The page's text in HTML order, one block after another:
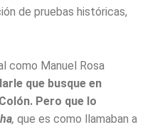
de pruebas históricas,
como Manuel Rosa
que busque en
Pero que lo
, que es como llamaban a